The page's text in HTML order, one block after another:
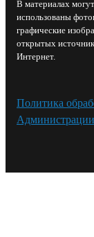
В материалах
использованы
графические
открытых
Интернет.
Политика
Администрации